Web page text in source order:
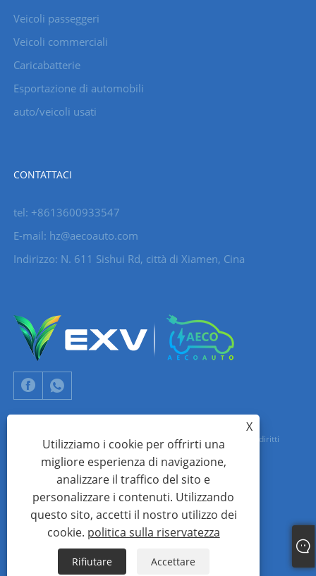
Veicoli passeggeri
Veicoli commerciali
Caricabatterie
Esportazione di automobili
auto/veicoli usati
CONTATTACI
tel: +8613600933547
E-mail: hz@aecoauto.com
Indirizzo: N. 611 Sishui Rd, città di Xiamen, Cina
Copyright © 2024 Xiamen Aecoauto Technology Co., Ltd. Tutti i diritti
riservati.
SUPPORTO TECNICO DEL SITO WEB:RETE TIANYUjack Lin:+86-
15559188336
Sitemap RSS
XML
politica sulla riservatezza
X
Utilizziamo i cookie per offrirti una
migliore esperienza di navigazione,
analizzare il traffico del sito e
personalizzare i contenuti. Utilizzando
questo sito, accetti il ​​nostro utilizzo dei
cookie. politica sulla riservatezza
Rifiutare Accettare